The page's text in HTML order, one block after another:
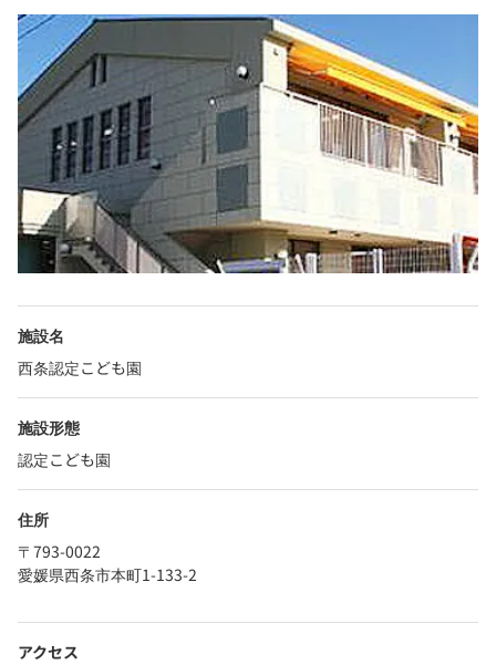
施設名
西条認定こども園
施設形態
認定こども園
住所
〒793-0022
愛媛県西条市本町1-133-2
アクセス